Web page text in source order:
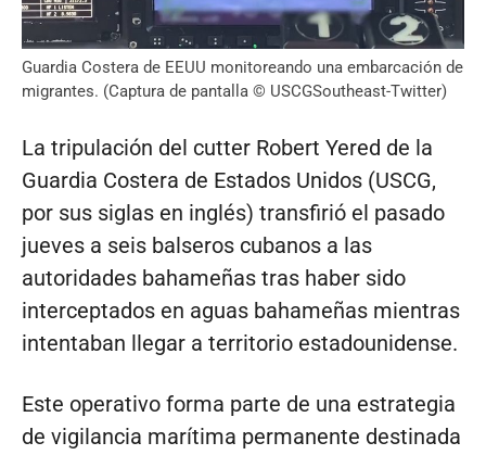
Guardia Costera de EEUU monitoreando una embarcación de
migrantes. (Captura de pantalla © USCGSoutheast-Twitter)
La tripulación del cutter Robert Yered de la
Guardia Costera de Estados Unidos (USCG,
por sus siglas en inglés) transfirió el pasado
jueves a seis balseros cubanos a las
autoridades bahameñas tras haber sido
interceptados en aguas bahameñas mientras
intentaban llegar a territorio estadounidense.
Este operativo forma parte de una estrategia
de vigilancia marítima permanente destinada